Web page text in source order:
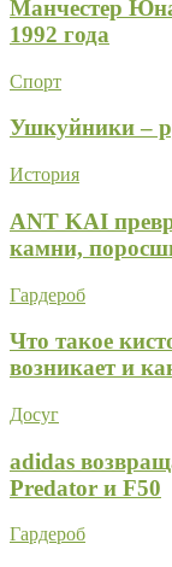
Манчестер
1992 года
Спорт
Ушкуйники –
История
ANT KAI
камни,
Гардероб
Что такое
возникает и
Досуг
adidas
Predator и F50
Гардероб